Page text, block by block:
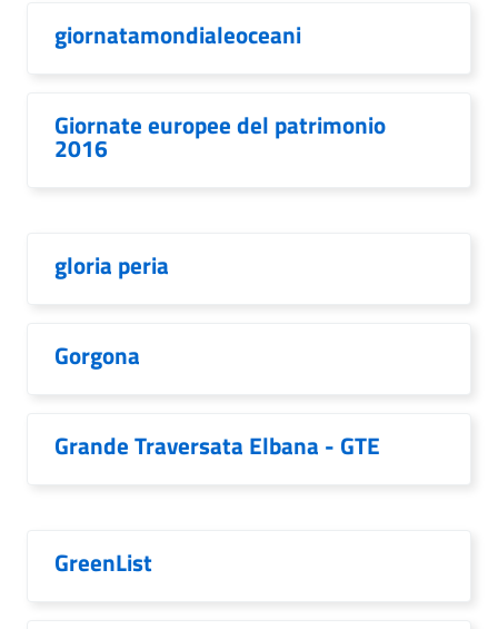
giornatamondialeoceani
Giornate europee del patrimonio
2016
gloria peria
Gorgona
Grande Traversata Elbana - GTE
GreenList